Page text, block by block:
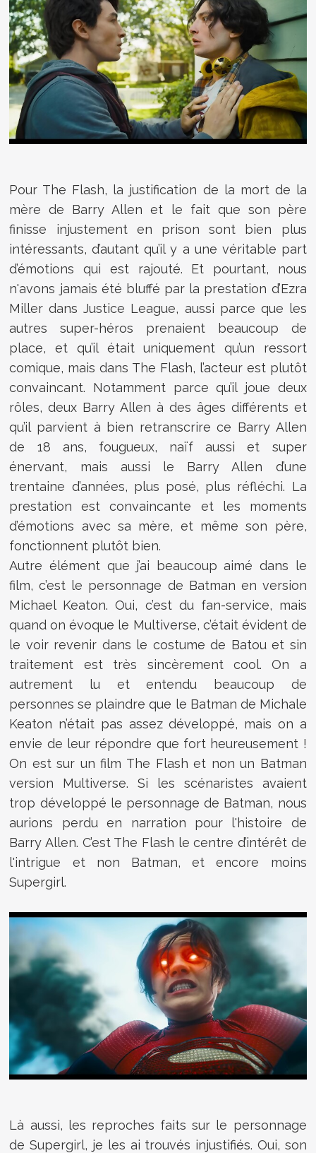
Pour The Flash, la justification de la mort de la
mère de Barry Allen et le fait que son père
finisse injustement en prison sont bien plus
intéressants, d’autant qu’il y a une véritable part
d’émotions qui est rajouté. Et pourtant, nous
n'avons jamais été bluffé par la prestation d’Ezra
Miller dans Justice League, aussi parce que les
autres super-héros prenaient beaucoup de
place, et qu’il était uniquement qu’un ressort
comique, mais dans The Flash, l’acteur est plutôt
convaincant. Notamment parce qu’il joue deux
rôles, deux Barry Allen à des âges différents et
qu’il parvient à bien retranscrire ce Barry Allen
de 18 ans, fougueux, naïf aussi et super
énervant, mais aussi le Barry Allen d’une
trentaine d’années, plus posé, plus réfléchi. La
prestation est convaincante et les moments
d’émotions avec sa mère, et même son père,
fonctionnent plutôt bien.
Autre élément que j’ai beaucoup aimé dans le
film, c’est le personnage de Batman en version
Michael Keaton. Oui, c’est du fan-service, mais
quand on évoque le Multiverse, c’était évident de
le voir revenir dans le costume de Batou et sin
traitement est très sincèrement cool. On a
autrement lu et entendu beaucoup de
personnes se plaindre que le Batman de Michale
Keaton n’était pas assez développé, mais on a
envie de leur répondre que fort heureusement !
On est sur un film The Flash et non un Batman
version Multiverse. Si les scénaristes avaient
trop développé le personnage de Batman, nous
aurions perdu en narration pour l'histoire de
Barry Allen. C’est The Flash le centre d’intérêt de
l'intrigue et non Batman, et encore moins
Supergirl.
Là aussi, les reproches faits sur le personnage
de Supergirl, je les ai trouvés injustifiés. Oui, son